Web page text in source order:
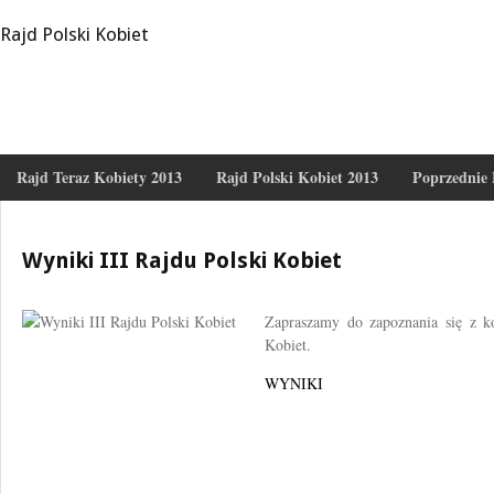
Rajd Polski Kobiet
Rajd Teraz Kobiety 2013 Rajd Polski Kobiet 2013 Poprzednie
Wyniki III Rajdu Polski Kobiet
Zapraszamy do zapoznania się
Kobiet.
WYNIKI